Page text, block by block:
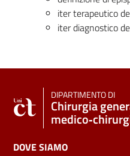
iter terapeutico
iter diagnostico
DIPARTIMENTO DI
Chirurgia
DOVE SIAMO